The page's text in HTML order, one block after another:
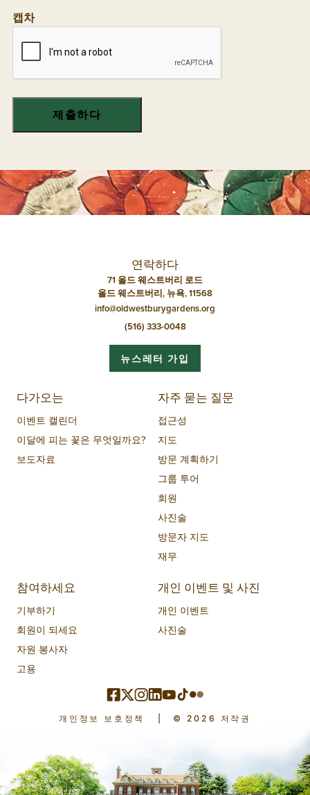
캡차
연락하다
71 올드 웨스트버리 로드
올드 웨스트버리, 뉴욕, 11568
info@oldwestburygardens.org
(516) 333-0048
뉴스레터 가입
다가오는
이벤트 캘린더
이달에 피는 꽃은 무엇일까요?
보도자료
자주 묻는 질문
접근성
지도
방문 계획하기
그룹 투어
회원
사진술
방문자 지도
재무
참여하세요
기부하기
회원이 되세요
자원 봉사자
고용
개인 이벤트 및 사진
개인 이벤트
사진술
개인정보 보호정책 © 2026 저작권